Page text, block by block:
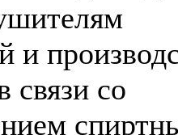
и
связи со